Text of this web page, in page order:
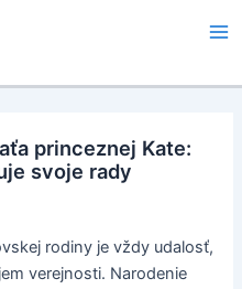
princeznej Kate:
svoje rady
rodiny je vždy udalosť,
verejnosti. Narodenie